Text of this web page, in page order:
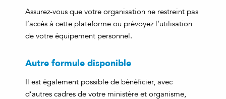
Assurez-vous que votre organisation ne restreint pas
l’accès à cette plateforme ou prévoyez l’utilisation
de votre équipement personnel.
Autre formule disponible
Il est également possible de bénéficier, avec
d’autres cadres de votre ministère et organisme,